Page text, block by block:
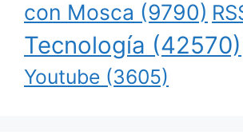
con Mosca (9790)
Tecnología (42570)
Youtube (3605)